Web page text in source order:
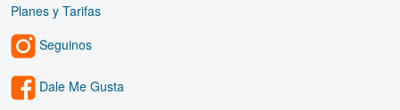
Planes y Tarifas
Seguinos
Dale Me Gusta